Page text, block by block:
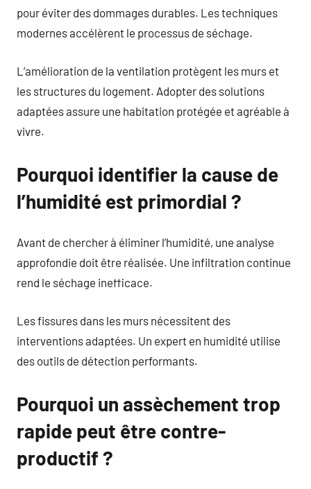
pour éviter des dommages durables. Les techniques
modernes accélèrent le processus de séchage.
L’amélioration de la ventilation protègent les murs et
les structures du logement. Adopter des solutions
adaptées assure une habitation protégée et agréable à
vivre.
Pourquoi identifier la cause de
l’humidité est primordial ?
Avant de chercher à éliminer l’humidité, une analyse
approfondie doit être réalisée. Une infiltration continue
rend le séchage inefficace.
Les fissures dans les murs nécessitent des
interventions adaptées. Un expert en humidité utilise
des outils de détection performants.
Pourquoi un assèchement trop
rapide peut être contre-
productif ?